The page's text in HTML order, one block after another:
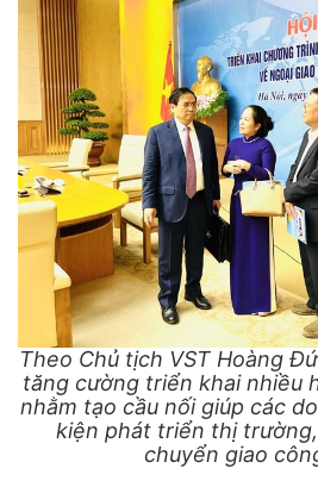
Theo Chủ tịch VST Hoàng
tăng cường triển khai nhiều
nhằm tạo cầu nối giúp các
kiện phát triển thị
chuyển giao